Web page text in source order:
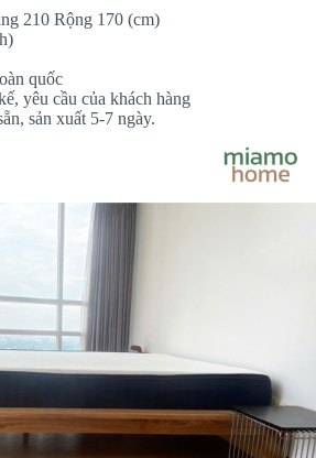
210 Rộng 170 (cm)
quốc
yêu cầu của khách hàng
sản xuất 5-7 ngày.